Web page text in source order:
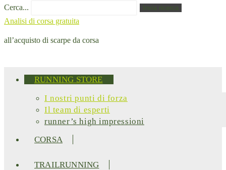
Cerca... Invia ricerca
Analisi di corsa gratuita
all’acquisto di scarpe da corsa
RUNNING STORE
I nostri punti di forza​
Il team di esperti
runner’s high impressioni
CORSA
TRAILRUNNING